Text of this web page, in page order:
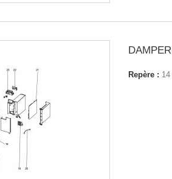
DAMPER
Repère : 14